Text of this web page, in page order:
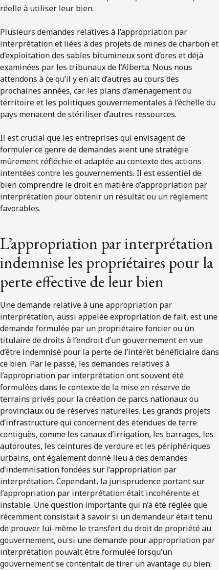
réelle à utiliser leur bien.
Plusieurs demandes relatives à l’appropriation par
interprétation et liées à des projets de mines de charbon et
d’exploitation des sables bitumineux sont d’ores et déjà
examinées par les tribunaux de l’Alberta. Nous nous
attendons à ce qu’il y en ait d’autres au cours des
prochaines années, car les plans d’aménagement du
territoire et les politiques gouvernementales à l’échelle du
pays menacent de stériliser d’autres ressources.
Il est crucial que les entreprises qui envisagent de
formuler ce genre de demandes aient une stratégie
mûrement réfléchie et adaptée au contexte des actions
intentées contre les gouvernements. Il est essentiel de
bien comprendre le droit en matière d’appropriation par
interprétation pour obtenir un résultat ou un règlement
favorables.
L’appropriation par interprétation
indemnise les propriétaires pour la
perte effective de leur bien
Une demande relative à une appropriation par
interprétation, aussi appelée expropriation de fait, est une
demande formulée par un propriétaire foncier ou un
titulaire de droits à l’endroit d’un gouvernement en vue
d’être indemnisé pour la perte de l’intérêt bénéficiaire dans
ce bien. Par le passé, les demandes relatives à
l’appropriation par interprétation ont souvent été
formulées dans le contexte de la mise en réserve de
terrains privés pour la création de parcs nationaux ou
provinciaux ou de réserves naturelles. Les grands projets
d’infrastructure qui concernent des étendues de terre
contiguës, comme les canaux d’irrigation, les barrages, les
autoroutes, les ceintures de verdure et les périphériques
urbains, ont également donné lieu à des demandes
d’indemnisation fondées sur l’appropriation par
interprétation. Cependant, la jurisprudence portant sur
l’appropriation par interprétation était incohérente et
instable. Une question importante qui n’a été réglée que
récemment consistait à savoir si un demandeur était tenu
de prouver lui-même le transfert du droit de propriété au
gouvernement, ou si une demande pour appropriation par
interprétation pouvait être formulée lorsqu’un
gouvernement se contentait de tirer un avantage du bien.